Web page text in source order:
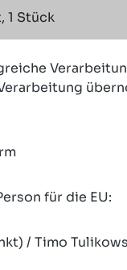
1 Stück
für die EU:
/ Timo